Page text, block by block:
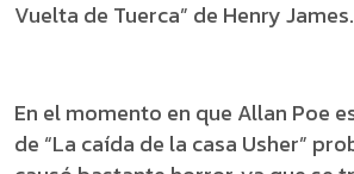
Vuelta de Tuerca” de Henry James.
En el momento en que Allan Poe
de “La caída de la casa Usher”